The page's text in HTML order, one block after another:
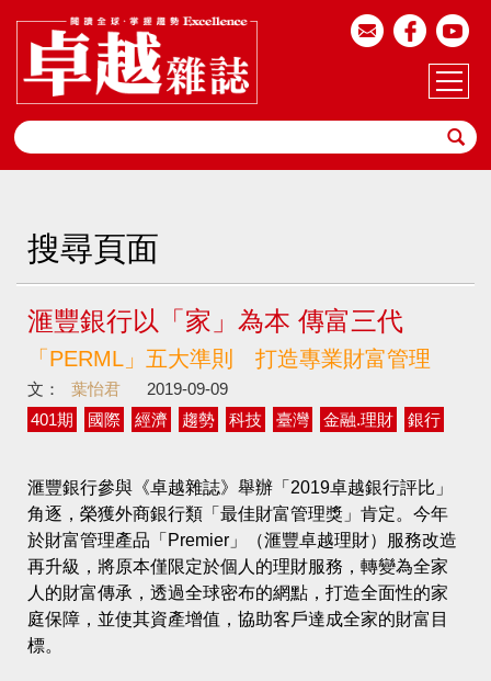
搜尋頁面
滙豐銀行以「家」為本 傳富三代
「PERML」五大準則 打造專業財富管理
文： 葉怡君
2019-09-09
401期
國際 經濟 趨勢 科技 臺灣 金融.理財 銀行
滙豐銀行參與《卓越雜誌》舉辦「2019卓越銀行評比」
角逐，榮獲外商銀行類「最佳財富管理獎」肯定。今年
於財富管理產品「Premier」（滙豐卓越理財）服務改造
再升級，將原本僅限定於個人的理財服務，轉變為全家
人的財富傳承，透過全球密布的網點，打造全面性的家
庭保障，並使其資產增值，協助客戶達成全家的財富目
標。